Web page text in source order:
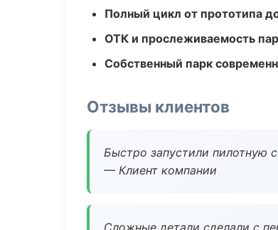
Полный цикл от прототипа
ОТК и прослеживаемость
Собственный парк
Отзывы клиентов
Быстро запустили пилотную
— Клиент компании
Сложные детали сделали с